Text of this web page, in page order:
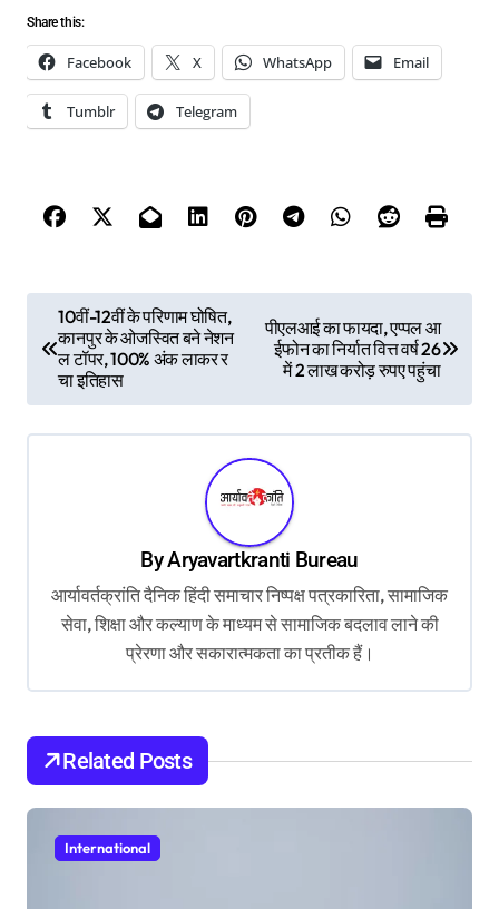
Share this:
Facebook X WhatsApp Email
Tumblr Telegram
o
n
10वीं-12वीं के परिणाम घोषित,
कानपुर के ओजस्वित बने नेशन
ल टॉपर, 100% अंक लाकर र
चा इतिहास
पीएलआई का फायदा, एप्पल आ
ईफोन का निर्यात वित्त वर्ष 26
में 2 लाख करोड़ रुपए पहुंचा
ByAryavartkranti Bureau
आर्यावर्तक्रांति दैनिक हिंदी समाचार निष्पक्ष पत्रकारिता, सामाजिक
सेवा, शिक्षा और कल्याण के माध्यम से सामाजिक बदलाव लाने की
प्रेरणा और सकारात्मकता का प्रतीक हैं।
Related Posts
International